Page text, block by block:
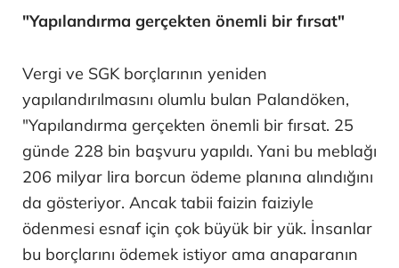
"Yapılandırma gerçekten önemli bir fırsat"
Vergi ve SGK borçlarının yeniden
yapılandırılmasını olumlu bulan Palandöken,
"Yapılandırma gerçekten önemli bir fırsat. 25
günde 228 bin başvuru yapıldı. Yani bu meblağı
206 milyar lira borcun ödeme planına alındığını
da gösteriyor. Ancak tabii faizin faiziyle
ödenmesi esnaf için çok büyük bir yük. İnsanlar
bu borçlarını ödemek istiyor ama anaparanın